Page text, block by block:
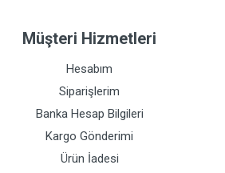
Müşteri Hizmetleri
Hesabım
Siparişlerim
Banka Hesap Bilgileri
Kargo Gönderimi
Ürün İadesi